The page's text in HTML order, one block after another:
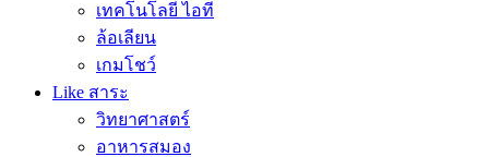
เทคโนโลยี ไอที
ล้อเลียน
เกมโชว์
Like สาระ
วิทยาศาสตร์
อาหารสมอง